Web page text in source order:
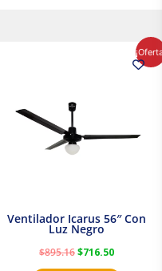
Ventilador Icarus 56″ Con
Luz Negro
$895.16$716.50
precio
actual